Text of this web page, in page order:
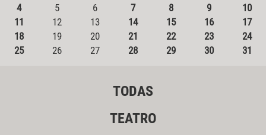
4
5 6 7 8 9
10
11
12 13 14 15 16
17
18
19 20 21 22 23
24
25
26 27 28 29 30 31
TODAS
TEATRO